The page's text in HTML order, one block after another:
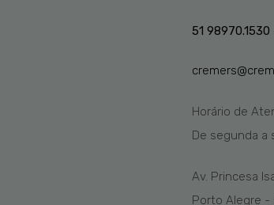
51 98970.1530
Horário de
De segunda a
Av. Princesa
Porto Alegre -